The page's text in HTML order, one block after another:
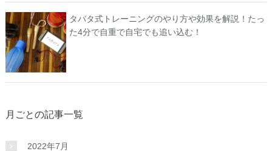
タバタ式トレーニングのやり方や効果を解説！たっ
た4分で自重で自宅でも追い込む！
月ごとの記事一覧
2022年7月